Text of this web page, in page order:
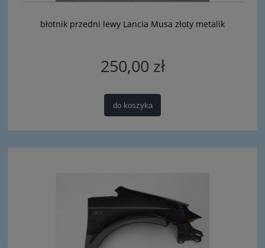
błotnik przedni lewy Lancia Musa złoty metalik
250,00 zł
do koszyka